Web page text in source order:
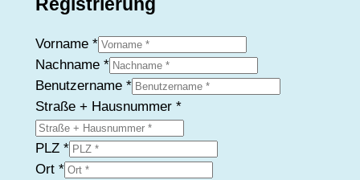
Vorname *
Nachname *
Benutzername *
Straße + Hausnummer *
PLZ *
Ort *